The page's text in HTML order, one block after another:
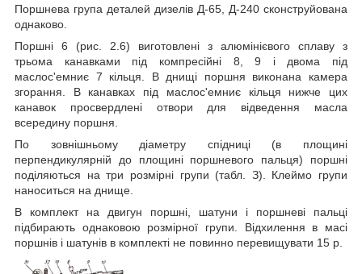
Поршнева група деталей дизелів Д-65, Д-240 сконструйована
однаково.
Поршні 6 (рис. 2.6) виготовлені з алюмінієвого сплаву з
трьома канавками під компресійні 8, 9 і двома під
маслос'емниє 7 кільця. В днищі поршня виконана камера
згорання. В канавках під маслос'емниє кільця нижче цих
канавок просвердлені отвори для відведення масла
всередину поршня.
По зовнішньому діаметру спідниці (в площині
перпендикулярній до площині поршневого пальця) поршні
поділяються на три розмірні групи (табл. З). Клеймо групи
наноситься на днище.
В комплект на двигун поршні, шатуни і поршневі пальці
підбирають однаковою розмірної групи. Відхилення в масі
поршнів і шатунів в комплекті не повинно перевищувати 15 р.